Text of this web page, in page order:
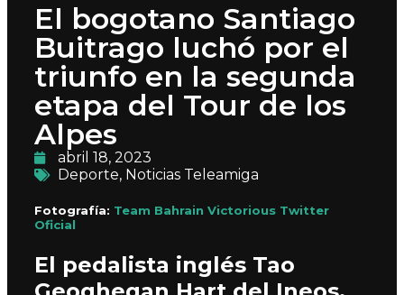
El bogotano Santiago
Buitrago luchó por el
triunfo en la segunda
etapa del Tour de los
Alpes
abril 18, 2023
Deporte, Noticias Teleamiga
Fotografía: Team Bahrain Victorious Twitter
Oficial
El pedalista inglés Tao